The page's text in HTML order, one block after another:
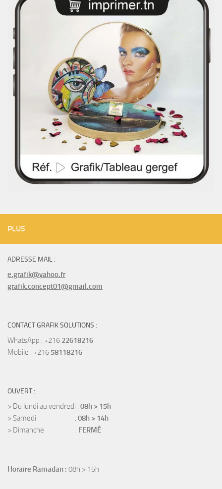
PLUS
ADRESSE MAIL :
e.grafik@yahoo.fr
grafik.concept01@gmail.com
CONTACT GRAFIK SOLUTIONS :
WhatsApp : +216 22618216
Mobile : +216 58118216
OUVERT :
> Du lundi au vendredi : 08h > 15h
> Samedi : 08h > 14h
> Dimanche : FERMÉ
Horaire Ramadan : 08h > 15h